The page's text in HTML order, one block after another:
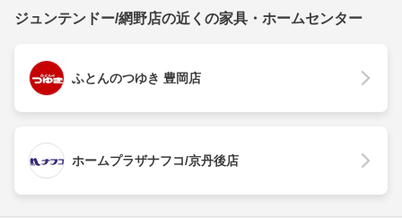
ジュンテンドー/網野店の近くの家具・ホームセンター
ふとんのつゆき 豊岡店
ホームプラザナフコ/京丹後店